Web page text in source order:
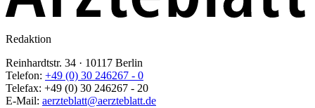
Redaktion
Reinhardtstr. 34 · 10117 Berlin
Telefon: +49 (0) 30 246267 - 0
Telefax: +49 (0) 30 246267 - 20
E-Mail: aerzteblatt@aerzteblatt.de